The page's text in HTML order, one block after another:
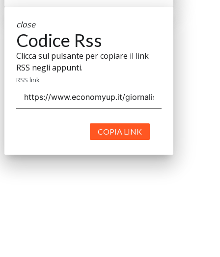
close
Codice Rss
Clicca sul pulsante per copiare il link
RSS negli appunti.
RSS link
COPIA LINK